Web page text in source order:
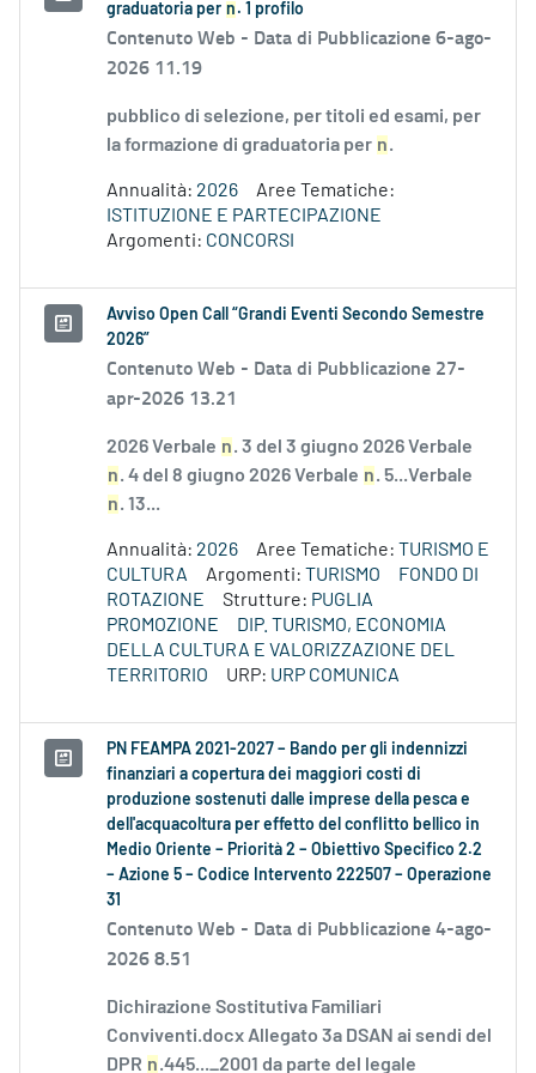
graduatoria per n . 1 profilo
Contenuto Web - Data di Pubblicazione 6-ago-
2026 11.19
pubblico di selezione, per titoli ed esami, per
la formazione di graduatoria per n.
Annualità: 2026
Aree Tematiche:
ISTITUZIONE E PARTECIPAZIONE
Argomenti: CONCORSI
Avviso Open Call “Grandi Eventi Secondo Semestre
2026”
Contenuto Web - Data di Pubblicazione 27-
apr-2026 13.21
2026 Verbale n. 3 del 3 giugno 2026 Verbale
n. 4 del 8 giugno 2026 Verbale n. 5...Verbale
n. 13...
Annualità: 2026 Aree Tematiche: TURISMO E
CULTURA
Argomenti: TURISMO
FONDO DI
ROTAZIONE
Strutture: PUGLIA
PROMOZIONE
DIP. TURISMO, ECONOMIA
DELLA CULTURA E VALORIZZAZIONE DEL
TERRITORIO
URP: URP COMUNICA
PN FEAMPA 2021-2027 – Bando per gli indennizzi
finanziari a copertura dei maggiori costi di
produzione sostenuti dalle imprese della pesca e
dell'acquacoltura per effetto del conflitto bellico in
Medio Oriente – Priorità 2 – Obiettivo Specifico 2.2
– Azione 5 – Codice Intervento 222507 – Operazione
31
Contenuto Web - Data di Pubblicazione 4-ago-
2026 8.51
Dichirazione Sostitutiva Familiari
Conviventi.docx Allegato 3a DSAN ai sendi del
DPR n.445..._2001 da parte del legale